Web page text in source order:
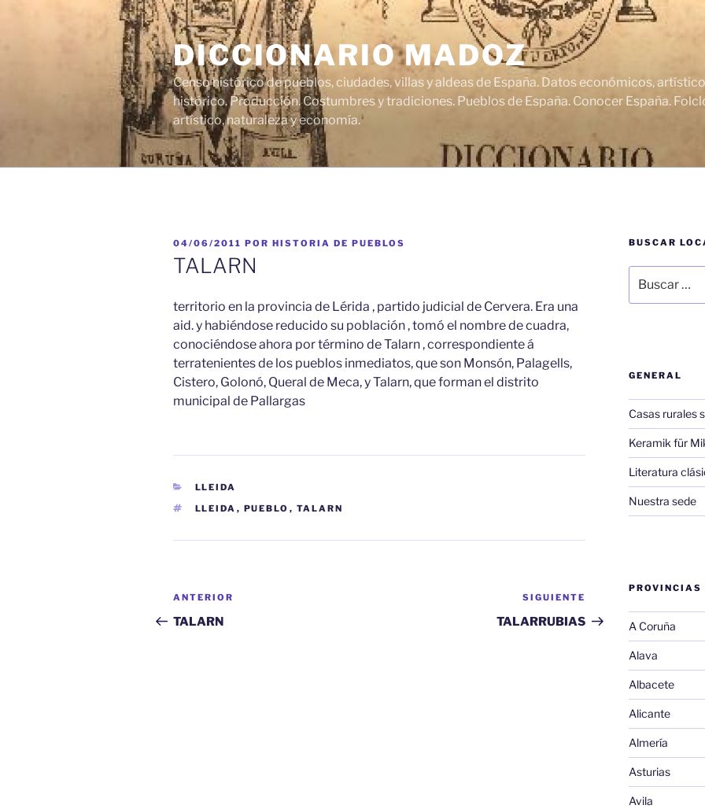
DICCIONARIO MADOZ
Censo histórico de pueblos, ciudades, villas y aldeas de España. Datos económicos,
histórico. Producción. Costumbres y tradiciones. Pueblos de España. Conocer España.
artístico, naturaleza y economía.
PUBLICADO
EL
04/06/2011 POR HISTORIA DE PUEBLOS
TALARN
territorio en la provincia de Lérida , partido judicial de Cervera. Era una
aid. y habiéndose reducido su población , tomó el nombre de cuadra,
conociéndose ahora por término de Talarn , correspondiente á
terratenientes de los pueblos inmediatos, que son Monsón, Palagells,
Cistero, Golonó, Queral de Meca, y Talarn, que forman el distrito
municipal de Pallargas
CATEGORÍAS
LLEIDA
ETIQUETAS
LLEIDA , PUEBLO , TALARN
Navegación
de
Entrada
anterior:
ANTERIOR
TALARN
entrada
SIGUIENTE
TALARRUBIAS
BUSCAR
por:
GENERAL
Casas rurales
Keramik für
Literatura
Nuestra sede
PROVINCIAS
A Coruña
Alava
Albacete
Alicante
Almería
Asturias
Avila